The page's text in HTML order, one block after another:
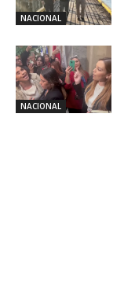
NACIONAL
NACIONAL